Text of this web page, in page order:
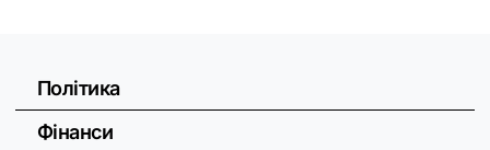
Політика
Фінанси